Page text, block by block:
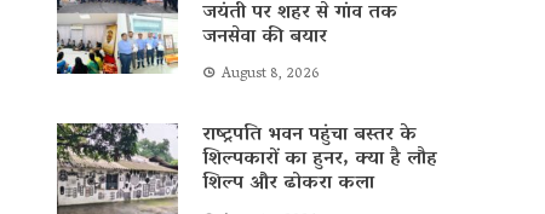
जयंती पर शहर से गांव तक
जनसेवा की बयार
August 8, 2026
राष्ट्रपति भवन पहुंचा बस्तर के
शिल्पकारों का हुनर, क्या है लौह
शिल्प और ढोकरा कला